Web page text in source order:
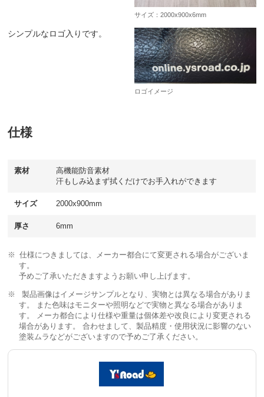
サイズ：2000x900x6mm
シンプルなロゴ入りです。
ロゴイメージ
仕様
素材
高機能防音素材
汗もしみ込まず拭くだけでお手入れができます
サイズ 2000x900mm
厚さ 6mm
仕様につきましては、メーカー都合にて変更される場合がございま
す。
予めご了承いただきますようお願い申し上げます。
製品画像はイメージサンプルとなり、実物とは異なる場合がありま
す。 また色味はモニターや照明などで実物と異なる場合がありま
す。 メーカ都合により仕様や重量は個体差や改良により変更される
場合があります。 合わせまして、製品精度・使用状況に影響のない
塗装ムラなどがございますので予めご了承ください。